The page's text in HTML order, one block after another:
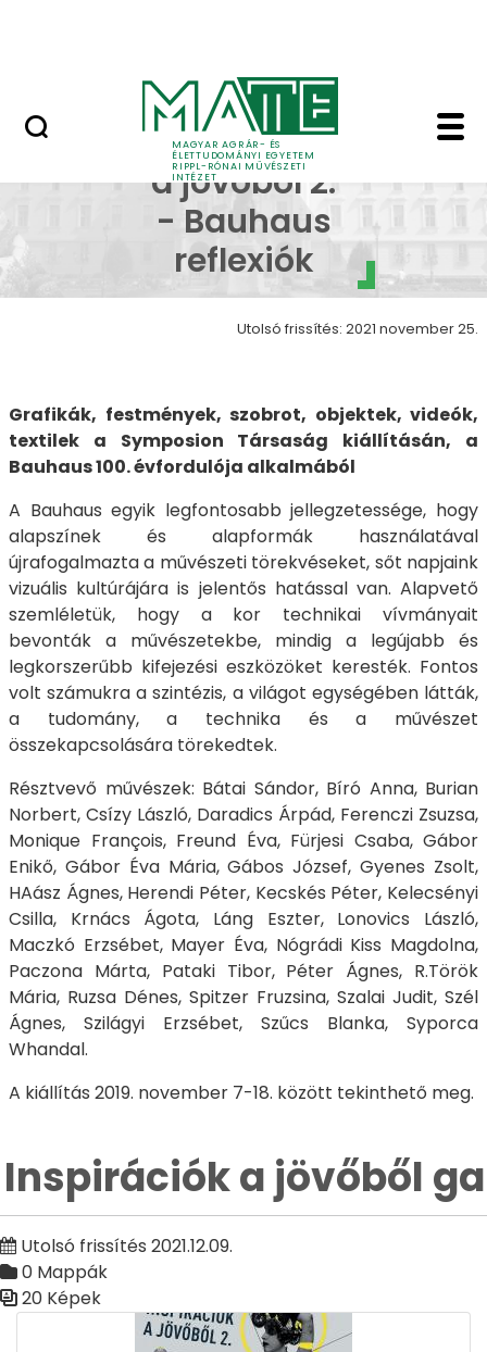
MAGYAR AGRÁR- ÉS
ÉLETTUDOMÁNYI EGYETEM
RIPPL-RÓNAI MŰVÉSZETI
INTÉZET
Inspirációk a jövőből
Inspirációk
a jövőből 2.
- Bauhaus
reflexiók
Utolsó frissítés: 2021 november 25.
Grafikák, festmények, szobrot, objektek, videók,
textilek a Symposion Társaság kiállításán, a
Bauhaus 100. évfordulója alkalmából
A Bauhaus egyik legfontosabb jellegzetessége, hogy
alapszínek és alapformák használatával
újrafogalmazta a művészeti törekvéseket, sőt napjaink
vizuális kultúrájára is jelentős hatással van. Alapvető
szemléletük, hogy a kor technikai vívmányait
bevonták a művészetekbe, mindig a legújabb és
legkorszerűbb kifejezési eszközöket keresték. Fontos
volt számukra a szintézis, a világot egységében látták,
a tudomány, a technika és a művészet
összekapcsolására törekedtek.
Résztvevő művészek: Bátai Sándor, Bíró Anna, Burian
Norbert, Csízy László, Daradics Árpád, Ferenczi Zsuzsa,
Monique François, Freund Éva, Fürjesi Csaba, Gábor
Enikő, Gábor Éva Mária, Gábos József, Gyenes Zsolt,
HAász Ágnes, Herendi Péter, Kecskés Péter, Kelecsényi
Csilla, Krnács Ágota, Láng Eszter, Lonovics László,
Maczkó Erzsébet, Mayer Éva, Nógrádi Kiss Magdolna,
Paczona Márta, Pataki Tibor, Péter Ágnes, R.Török
Mária, Ruzsa Dénes, Spitzer Fruzsina, Szalai Judit, Szél
Ágnes, Szilágyi Erzsébet, Szűcs Blanka, Syporca
Whandal.
A kiállítás 2019. november 7-18. között tekinthető meg.
Inspirációk a jövőből
Utolsó frissítés 2021.12.09.
0 Mappák
20 Képek